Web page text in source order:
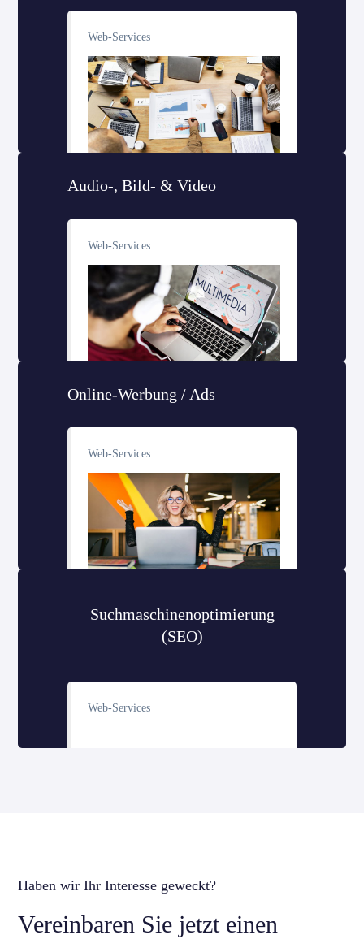
Web-Services
Web-Services
Audio-, Bild- & Video
Web-Services
Online-Werbung / Ads
Web-Services
Suchmaschinenoptimierung
(SEO)
Haben wir Ihr Interesse geweckt?
Vereinbaren Sie jetzt einen